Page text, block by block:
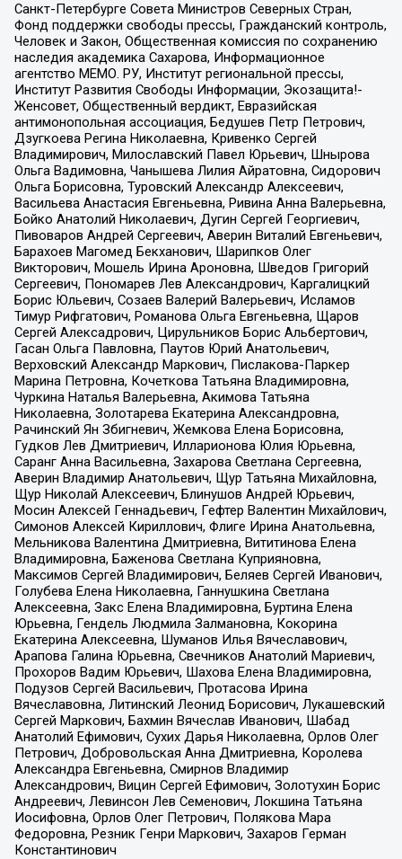
Санкт-Петербурге Совета Министров Северных Стран,
Фонд поддержки свободы прессы, Гражданский контроль,
Человек и Закон, Общественная комиссия по сохранению
наследия академика Сахарова, Информационное
агентство МЕМО. РУ, Институт региональной прессы,
Институт Развития Свободы Информации, Экозащита!-
Женсовет, Общественный вердикт, Евразийская
антимонопольная ассоциация, Бедушев Петр Петрович,
Дзугкоева Регина Николаевна, Кривенко Сергей
Владимирович, Милославский Павел Юрьевич, Шнырова
Ольга Вадимовна, Чанышева Лилия Айратовна, Сидорович
Ольга Борисовна, Туровский Александр Алексеевич,
Васильева Анастасия Евгеньевна, Ривина Анна Валерьевна,
Бойко Анатолий Николаевич, Дугин Сергей Георгиевич,
Пивоваров Андрей Сергеевич, Аверин Виталий Евгеньевич,
Барахоев Магомед Бекханович, Шарипков Олег
Викторович, Мошель Ирина Ароновна, Шведов Григорий
Сергеевич, Пономарев Лев Александрович, Каргалицкий
Борис Юльевич, Созаев Валерий Валерьевич, Исламов
Тимур Рифгатович, Романова Ольга Евгеньевна, Щаров
Сергей Алексадрович, Цирульников Борис Альбертович,
Гасан Ольга Павловна, Паутов Юрий Анатольевич,
Верховский Александр Маркович, Пислакова-Паркер
Марина Петровна, Кочеткова Татьяна Владимировна,
Чуркина Наталья Валерьевна, Акимова Татьяна
Николаевна, Золотарева Екатерина Александровна,
Рачинский Ян Збигневич, Жемкова Елена Борисовна,
Гудков Лев Дмитриевич, Илларионова Юлия Юрьевна,
Саранг Анна Васильевна, Захарова Светлана Сергеевна,
Аверин Владимир Анатольевич, Щур Татьяна Михайловна,
Щур Николай Алексеевич, Блинушов Андрей Юрьевич,
Мосин Алексей Геннадьевич, Гефтер Валентин Михайлович,
Симонов Алексей Кириллович, Флиге Ирина Анатольевна,
Мельникова Валентина Дмитриевна, Вититинова Елена
Владимировна, Баженова Светлана Куприяновна,
Максимов Сергей Владимирович, Беляев Сергей Иванович,
Голубева Елена Николаевна, Ганнушкина Светлана
Алексеевна, Закс Елена Владимировна, Буртина Елена
Юрьевна, Гендель Людмила Залмановна, Кокорина
Екатерина Алексеевна, Шуманов Илья Вячеславович,
Арапова Галина Юрьевна, Свечников Анатолий Мариевич,
Прохоров Вадим Юрьевич, Шахова Елена Владимировна,
Подузов Сергей Васильевич, Протасова Ирина
Вячеславовна, Литинский Леонид Борисович, Лукашевский
Сергей Маркович, Бахмин Вячеслав Иванович, Шабад
Анатолий Ефимович, Сухих Дарья Николаевна, Орлов Олег
Петрович, Добровольская Анна Дмитриевна, Королева
Александра Евгеньевна, Смирнов Владимир
Александрович, Вицин Сергей Ефимович, Золотухин Борис
Андреевич, Левинсон Лев Семенович, Локшина Татьяна
Иосифовна, Орлов Олег Петрович, Полякова Мара
Федоровна, Резник Генри Маркович, Захаров Герман
Константинович